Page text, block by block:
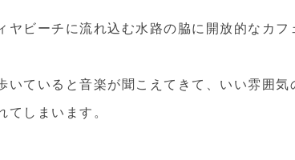
ヤビーチに流れ込む水路の脇に開放的なカフ
いていると音楽が聞こえてきて、いい雰囲
てしまいます。